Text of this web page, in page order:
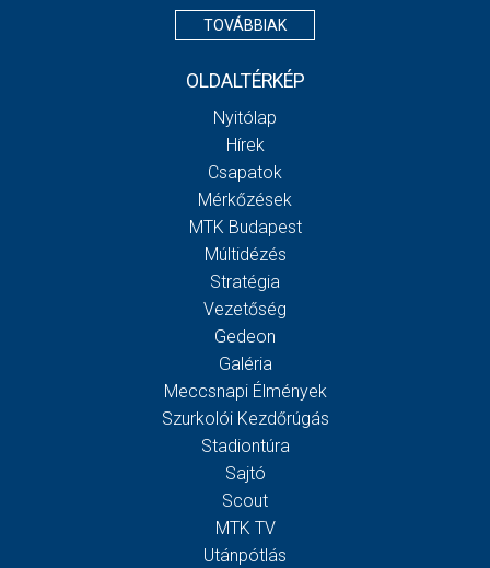
TOVÁBBIAK
OLDALTÉRKÉP
Nyitólap
Hírek
Csapatok
Mérkőzések
MTK Budapest
Múltidézés
Stratégia
Vezetőség
Gedeon
Galéria
Meccsnapi Élmények
Szurkolói Kezdőrúgás
Stadiontúra
Sajtó
Scout
MTK TV
Utánpótlás